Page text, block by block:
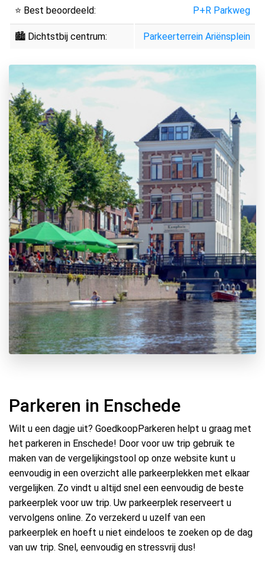
⭐ Best beoordeeld: P+R Parkweg
🏙 Dichtstbij centrum: Parkeerterrein Ariënsplein
Parkeren in Enschede
Wilt u een dagje uit? GoedkoopParkeren helpt u graag met
het parkeren in Enschede! Door voor uw trip gebruik te
maken van de vergelijkingstool op onze website kunt u
eenvoudig in een overzicht alle parkeerplekken met elkaar
vergelijken. Zo vindt u altijd snel een eenvoudig de beste
parkeerplek voor uw trip. Uw parkeerplek reserveert u
vervolgens online. Zo verzekerd u uzelf van een
parkeerplek en hoeft u niet eindeloos te zoeken op de dag
van uw trip. Snel, eenvoudig en stressvrij dus!